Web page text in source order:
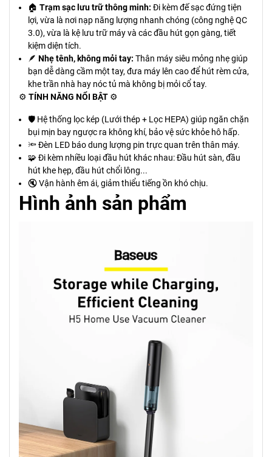
🏠 Trạm sạc lưu trữ thông minh: Đi kèm đế sạc đứng tiện
lợi, vừa là nơi nạp năng lượng nhanh chóng (công nghệ QC
3.0), vừa là kệ lưu trữ máy và các đầu hút gọn gàng, tiết
kiệm diện tích.
🪶 Nhẹ tênh, không mỏi tay: Thân máy siêu mỏng nhẹ giúp
bạn dễ dàng cầm một tay, đưa máy lên cao để hút rèm cửa,
khe trần nhà hay nóc tủ mà không bị mỏi cổ tay.
⚙️ TÍNH NĂNG NỔI BẬT ⚙️
🛡️ Hệ thống lọc kép (Lưới thép + Lọc HEPA) giúp ngăn chặn
bụi mịn bay ngược ra không khí, bảo vệ sức khỏe hô hấp.
🔦 Đèn LED báo dung lượng pin trực quan trên thân máy.
🧩 Đi kèm nhiều loại đầu hút khác nhau: Đầu hút sàn, đầu
hút khe hẹp, đầu hút chổi lông...
🔇 Vận hành êm ái, giảm thiểu tiếng ồn khó chịu.
Hình ảnh sản phẩm